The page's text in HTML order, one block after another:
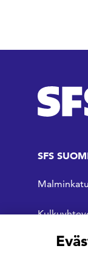
SFS
SFS